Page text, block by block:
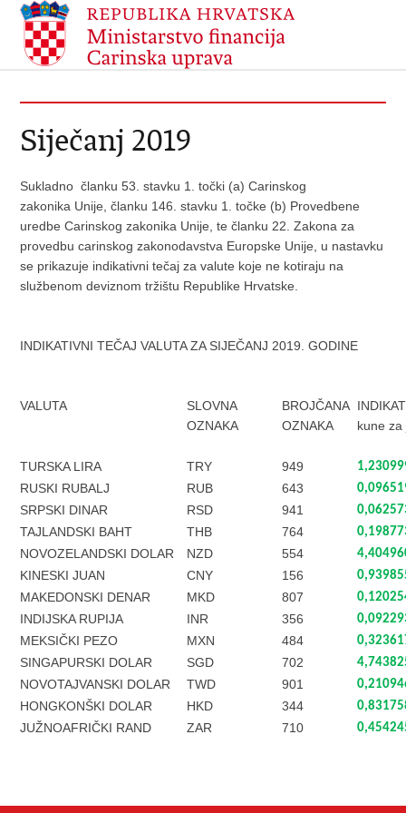
Siječanj 2019
Sukladno članku 53. stavku 1. točki (a) Carinskog
zakonika Unije, članku 146. stavku 1. točke (b) Provedbene
uredbe Carinskog zakonika Unije, te članku 22. Zakona za
provedbu carinskog zakonodavstva Europske Unije, u nastavku
se prikazuje indikativni tečaj za valute koje ne kotiraju na
službenom deviznom tržištu Republike Hrvatske.
INDIKATIVNI TEČAJ VALUTA ZA SIJEČANJ 2019. GODINE
VALUTA SLOVNA BROJČANA
OZNAKA
OZNAKA kune za
TURSKA LIRA TRY 949
RUSKI RUBALJ RUB 643
SRPSKI DINAR RSD 941
TAJLANDSKI BAHT THB 764
NOVOZELANDSKI DOLAR NZD 554
KINESKI JUAN CNY 156
MAKEDONSKI DENAR MKD 807
INDIJSKA RUPIJA INR 356
MEKSIČKI PEZO MXN 484
SINGAPURSKI DOLAR SGD 702
NOVOTAJVANSKI DOLAR TWD 901
HONGKONŠKI DOLAR HKD 344
JUŽNOAFRIČKI RAND ZAR 710